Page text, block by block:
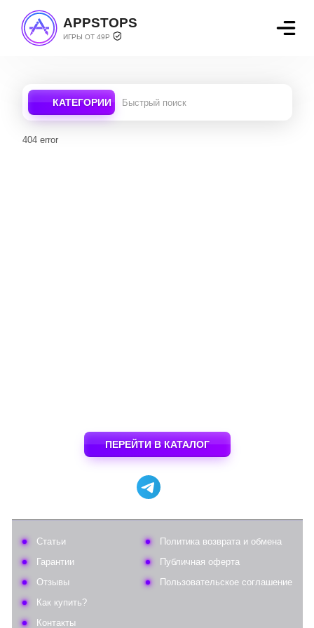
APPSTOPS
ИГРЫ ОТ 49Р
КАТЕГОРИИ
404 error
ПЕРЕЙТИ В КАТАЛОГ
Статьи
Гарантии
Отзывы
Как купить?
Контакты
Политика возврата и обмена
Публичная оферта
Пользовательское соглашение